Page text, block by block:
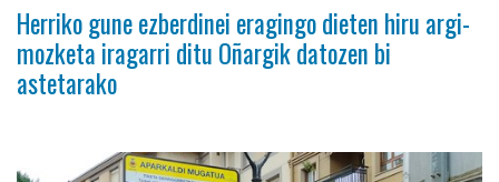
Herriko gune ezberdinei eragingo dieten hiru argi-
mozketa iragarri ditu Oñargik datozen bi
astetarako